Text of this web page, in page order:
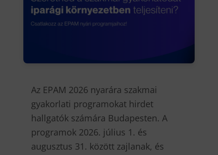
Az EPAM 2026 nyarára szakmai
gyakorlati programokat hirdet
hallgatók számára Budapesten. A
programok 2026. július 1. és
augusztus 31. között zajlanak, és